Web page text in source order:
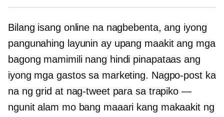
Bilang isang online na nagbebenta, ang iyong
pangunahing layunin ay upang maakit ang mga
bagong mamimili nang hindi pinapataas ang
iyong mga gastos sa marketing. Nagpo-post ka
na ng grid at nag-tweet para sa trapiko —
ngunit alam mo bang maaari kang makaakit ng